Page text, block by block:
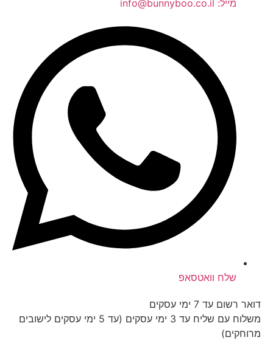
מייל: info@bunnyboo.co.il
שלח וואטסאפ
דואר רשום עד 7 ימי עסקים
משלוח עם שליח עד 3 ימי עסקים (עד 5 ימי עסקים לישובים
מרוחקים)